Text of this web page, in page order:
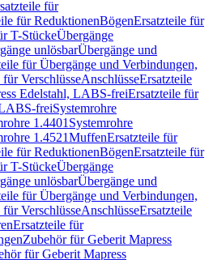
für
für ReduktionenBögenErsatzteile für
T-StückeÜbergänge
unlösbarÜbergänge und
für Übergänge und Verbindungen,
VerschlüsseAnschlüsseErsatzteile
Edelstahl, LABS-freiErsatzteile für
freiSystemrohre
1.4401 Systemrohre
1.4521MuffenErsatzteile für
für ReduktionenBögenErsatzteile für
T-StückeÜbergänge
unlösbarÜbergänge und
für Übergänge und Verbindungen,
VerschlüsseAnschlüsseErsatzteile
Ersatzteile für
Zubehör für Geberit Mapress
für Geberit Mapress